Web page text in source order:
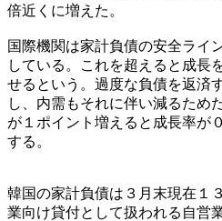
倍近くに増えた。
国際機関は家計負債の安全ライ
している。これを超えると成長
せるという。過度な負債を返済
し、内需もそれに伴い減るため
が１ポイント増えると成長率が
する。
韓国の家計負債は３月末現在１
業向け貸付として扱われる自営